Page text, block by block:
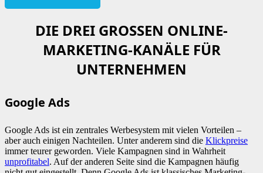
DIE DREI GROSSEN ONLINE-M
ARKETING-KANÄLE FÜR U
NTERNEHMEN
Google Ads
Google Ads ist ein zentrales Werbesystem mit vielen Vorteilen –
aber auch einigen Nachteilen. Unter anderem sind die Klickpreise
immer teurer geworden. Viele Kampagnen sind in Wahrheit
unprofitabel. Auf der anderen Seite sind die Kampagnen häufig